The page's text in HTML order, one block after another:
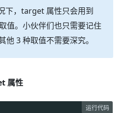
下，target 属性只会用到
值。小伙伴们也只需要记住
他 3 种取值不需要深究。
属性
运行代码